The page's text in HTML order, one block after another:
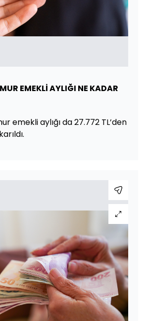
EMEKLİ AYLIĞI NE KADAR
emekli aylığı da 27.772 TL’den